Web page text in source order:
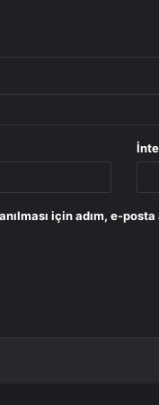
için adım, e-